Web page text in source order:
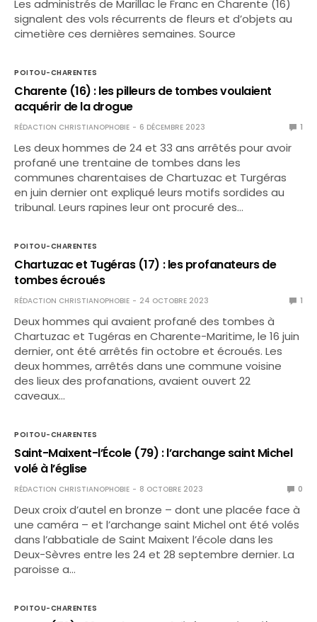
Les administrés de Marillac le Franc en Charente (16)
signalent des vols récurrents de fleurs et d’objets au
cimetière ces dernières semaines. Source
POITOU-CHARENTES
Charente (16) : les pilleurs de tombes voulaient
acquérir de la drogue
RÉDACTION CHRISTIANOPHOBIE 6 DÉCEMBRE 2023 1
Les deux hommes de 24 et 33 ans arrêtés pour avoir
profané une trentaine de tombes dans les
communes charentaises de Chartuzac et Turgéras
en juin dernier ont expliqué leurs motifs sordides au
tribunal. Leurs rapines leur ont procuré des…
POITOU-CHARENTES
Chartuzac et Tugéras (17) : les profanateurs de
tombes écroués
RÉDACTION CHRISTIANOPHOBIE 24 OCTOBRE 2023 1
Deux hommes qui avaient profané des tombes à
Chartuzac et Tugéras en Charente-Maritime, le 16 juin
dernier, ont été arrêtés fin octobre et écroués. Les
deux hommes, arrêtés dans une commune voisine
des lieux des profanations, avaient ouvert 22
caveaux…
POITOU-CHARENTES
Saint-Maixent-l’École (79) : l’archange saint Michel
volé à l’église
RÉDACTION CHRISTIANOPHOBIE 8 OCTOBRE 2023 0
Deux croix d’autel en bronze – dont une placée face à
une caméra – et l’archange saint Michel ont été volés
dans l’abbatiale de Saint Maixent l’école dans les
Deux-Sèvres entre les 24 et 28 septembre dernier. La
paroisse a…
POITOU-CHARENTES